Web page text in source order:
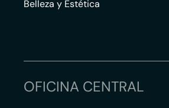
Belleza y Estética
OFICINA CENTRAL